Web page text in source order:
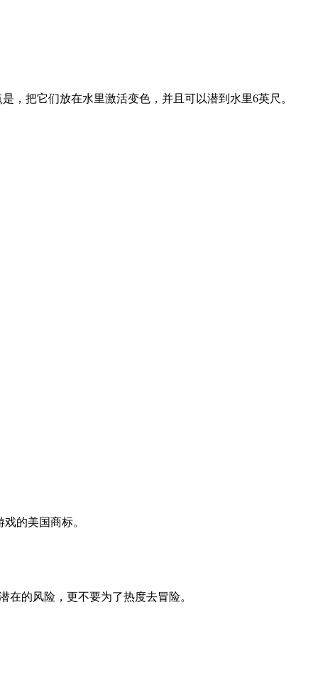
，把它们放在水里激活变色，并且可以潜到水里6英尺。
的美国商标。
的风险，更不要为了热度去冒险。